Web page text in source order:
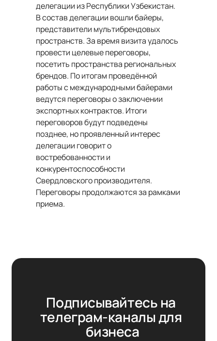
делегации из Республики Узбекистан.
В состав делегации вошли байеры,
представители мультибрендовых
пространств. За время визита удалось
провести целевые переговоры,
посетить пространства региональных
брендов. По итогам проведённой
работы с международными байерами
ведутся переговоры о заключении
экспортных контрактов. Итоги
переговоров будут подведены
позднее, но проявленный интерес
делегации говорит о
востребованности и
конкурентоспособности
Свердловского производителя.
Переговоры продолжаются за рамками
приема.
Подписывайтесь на
телеграм-каналы для
бизнеса